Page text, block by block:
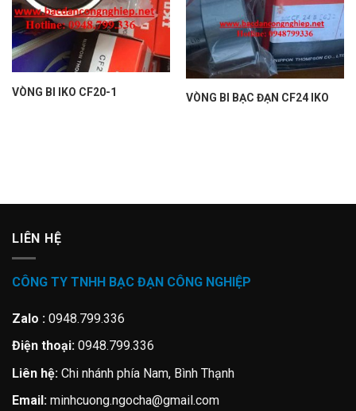
VÒNG BI IKO CF20-1 VÒNG BI BẠC ĐẠN CF24 IKO
LIÊN HỆ
CÔNG TY TNHH BẠC ĐẠN CÔNG NGHIỆP
Zalo : 0948.799.336
Điện thoại: 0948.799.336
Liên hệ: Chi nhánh phía Nam, Bình Thạnh
Email: minhcuong.ngocha@gmail.com